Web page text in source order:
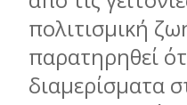
πολιτισμική
παρατηρηθεί
διαμερίσματα